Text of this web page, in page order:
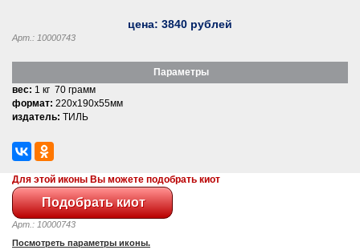
цена: 3840 рублей
Арт.: 10000743
Параметры
вес: 1 кг 70 грамм
формат: 220x190x55мм
издатель: ТИЛЬ
Для этой иконы Вы можете подобрать киот
Арт.: 10000743
Посмотреть параметры иконы.